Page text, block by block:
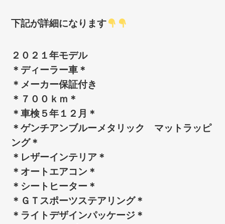
下記が詳細になります
２０２１年モデル
＊ディーラー車＊
＊メーカー保証付き
＊７００ｋｍ＊
＊車検５年１２月＊
＊ゲンチアンブルーメタリック マットラッピ
ング＊
＊レザーインテリア＊
＊オートエアコン＊
＊シートヒーター＊
＊ＧＴスポーツステアリング＊
＊ライトデザインパッケージ＊